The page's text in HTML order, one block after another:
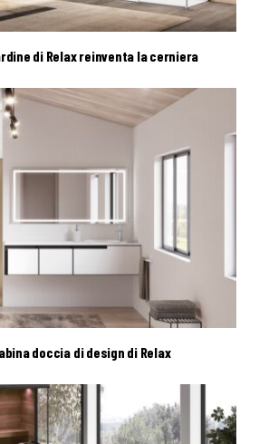
di Relax reinventa la cerniera
doccia di design di Relax